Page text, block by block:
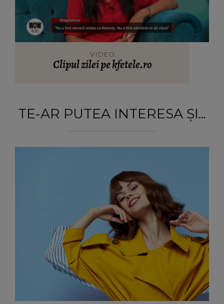
VIDEO
Clipul zilei pe kfetele.ro
TE-AR PUTEA INTERESA ȘI...